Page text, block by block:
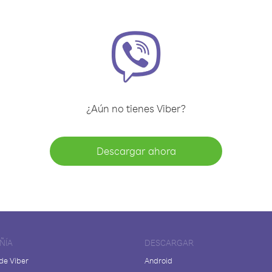
¿Aún no tienes Viber?
Descargar ahora
Viber
DESCARGAR
Android